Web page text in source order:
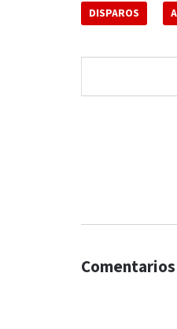
DISPAROS
Comentarios